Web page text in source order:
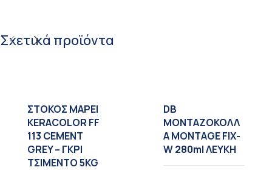
Σχετικά προϊόντα
ΣΤΟΚΟΣ MAPEI
KERACOLOR FF
113 CEMENT
GREY – ΓΚΡΙ
ΤΣΙΜΕΝΤΟ 5KG
DB
ΜΟΝΤΑΖΟΚΟΛΛ
Α MONTAGE FIX-
W 280ml ΛΕΥΚΗ